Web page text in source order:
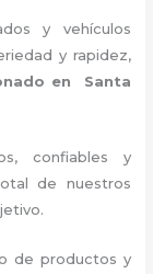
y vehículos
y rapidez,
en Santa
confiables y
de nuestros
de productos y